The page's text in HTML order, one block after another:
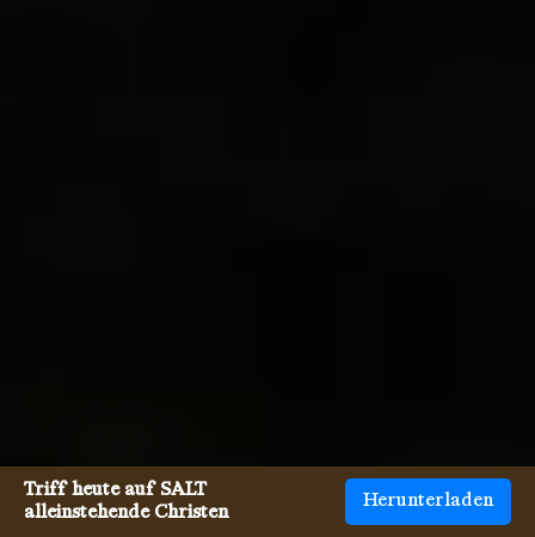
Triff heute auf SALT
alleinstehende Christen
Herunterladen